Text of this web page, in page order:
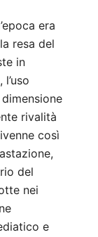
era
resa del
in
rivalità
così
del
nei
e